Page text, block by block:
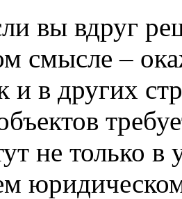
вы вдруг
смысле –
и в других
не только